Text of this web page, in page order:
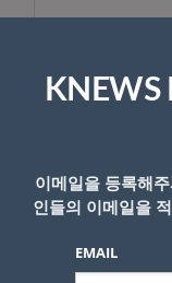
이름
이메일을 등록해
인들의 이메일을
EMAIL